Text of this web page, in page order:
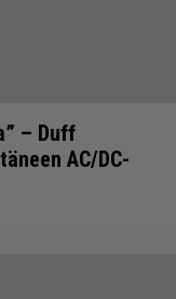
– Duff
AC/DC-